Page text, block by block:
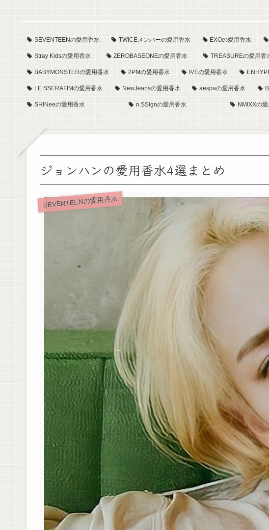
SEVENTEENの愛用香水 TWICEメンバーの愛用香水 EXOの愛用香水
Stray Kidsの愛用香水 ZEROBASEONEの愛用香水 TREASUREの愛用香
BABYMONSTERの愛用香水 2PMの愛用香水 IVEの愛用香水
LE SSERAFIMの愛用香水 NewJeansの愛用香水 aespaの愛用香水
SHINeeの愛用香水 n.SSignの愛用香水 NMIXXの
ジョンハンの愛用香水4選まとめ
SEVENTEENの愛用香水